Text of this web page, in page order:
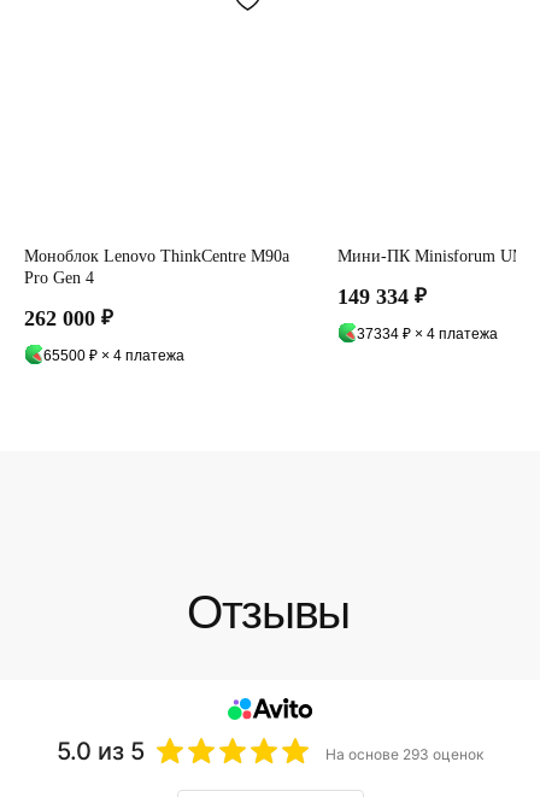
Моноблок Lenovo ThinkCentre M90a
Pro Gen 4
262 000 ₽
65500 ₽ × 4 платежа
Мини-ПК Minisforum
149 334 ₽
37334 ₽ × 4 платежа
5.0 из 5 На основе 293 оценок